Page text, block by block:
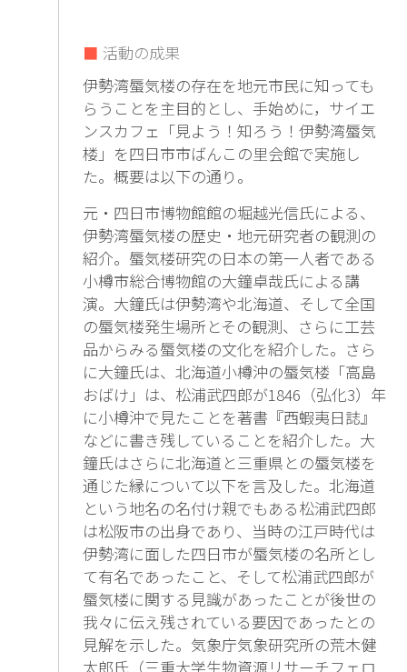
活動の成果
伊勢湾蜃気楼の存在を地元市民に知っても
らうことを主目的とし、手始めに，サイエ
ンスカフェ「見よう！知ろう！伊勢湾蜃気
楼」を四日市市ばんこの里会館で実施し
た。概要は以下の通り。
元・四日市博物館館の堀越光信氏による、
伊勢湾蜃気楼の歴史・地元研究者の観測の
紹介。蜃気楼研究の日本の第一人者である
小樽市総合博物館の大鐘卓哉氏による講
演。大鐘氏は伊勢湾や北海道、そして全国
の蜃気楼発生場所とその観測、さらに工芸
品からみる蜃気楼の文化を紹介した。さら
に大鐘氏は、北海道小樽沖の蜃気楼「高島
おばけ」は、松浦武四郎が1846（弘化3）年
に小樽沖で見たことを著書『西蝦夷日誌』
などに書き残していることを紹介した。大
鐘氏はさらに北海道と三重県との蜃気楼を
通じた縁について以下を言及した。北海道
という地名の名付け親でもある松浦武四郎
は松阪市の出身であり、当時の江戸時代は
伊勢湾に面した四日市が蜃気楼の名所とし
て有名であったこと、そして松浦武四郎が
蜃気楼に関する見識があったことが後世の
我々に伝え残されている要因であったとの
見解を示した。気象庁気象研究所の荒木健
太郎氏（三重大学生物資源リサーチフェロ